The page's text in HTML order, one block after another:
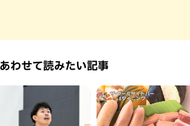
あわせて読みたい記事